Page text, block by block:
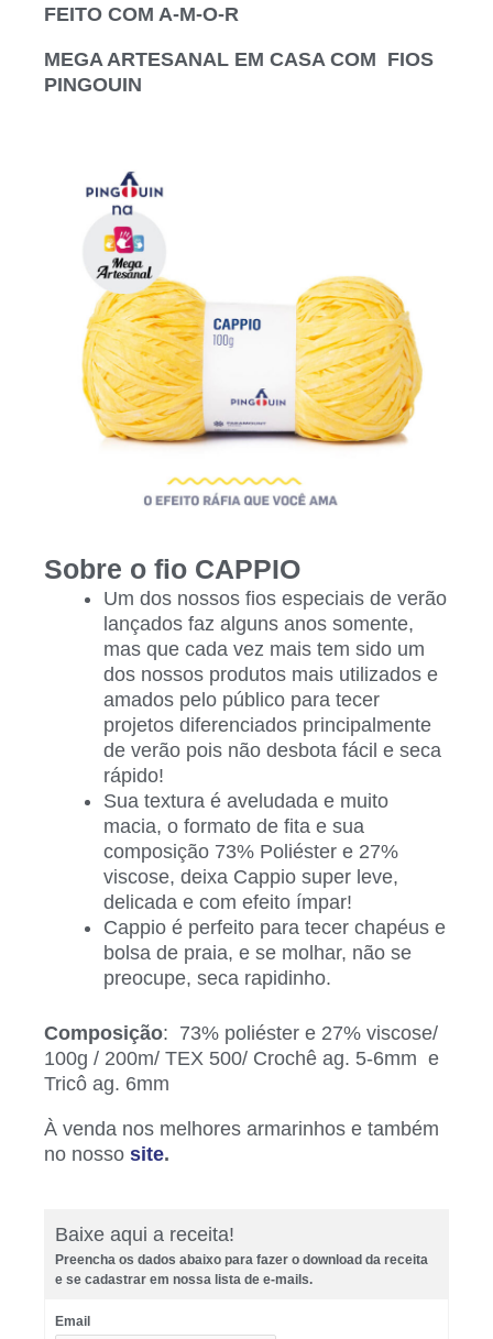
FEITO COM A-M-O-R
MEGA ARTESANAL EM CASA COM FIOS
PINGOUIN
Sobre o fio CAPPIO
Um dos nossos fios especiais de verão
lançados faz alguns anos somente,
mas que cada vez mais tem sido um
dos nossos produtos mais utilizados e
amados pelo público para tecer
projetos diferenciados principalmente
de verão pois não desbota fácil e seca
rápido!
Sua textura é aveludada e muito
macia, o formato de fita e sua
composição 73% Poliéster e 27%
viscose, deixa Cappio super leve,
delicada e com efeito ímpar!
Cappio é perfeito para tecer chapéus e
bolsa de praia, e se molhar, não se
preocupe, seca rapidinho.
Composição: 73% poliéster e 27% viscose/
100g / 200m/ TEX 500/ Crochê ag. 5-6mm e
Tricô ag. 6mm
À venda nos melhores armarinhos e também
no nosso site.
Baixe aqui a receita!
Preencha os dados abaixo para fazer o download da receita
e se cadastrar em nossa lista de e-mails.
Email